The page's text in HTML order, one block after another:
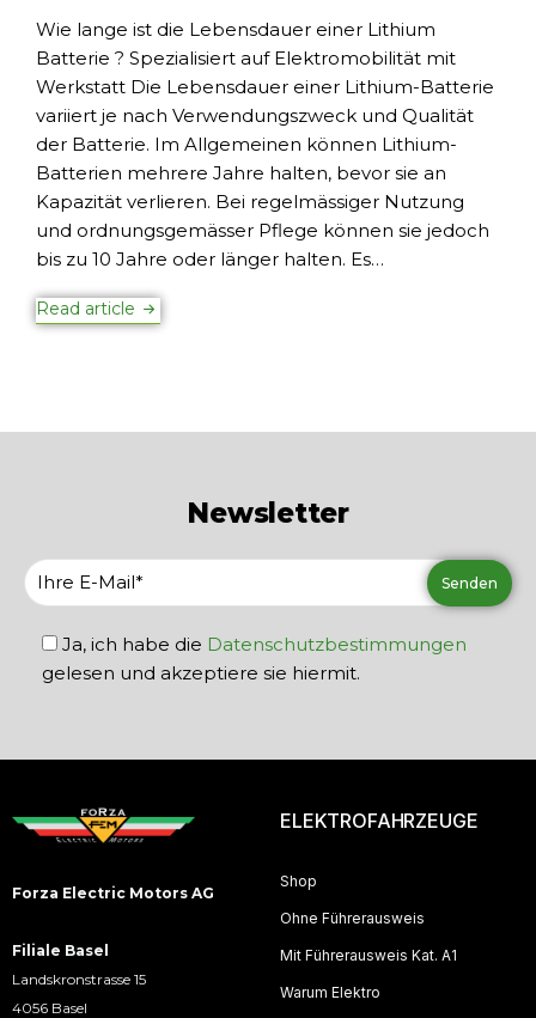
Wie lange ist die Lebensdauer einer Lithium
Batterie ? Spezialisiert auf Elektromobilität mit
Werkstatt Die Lebensdauer einer Lithium-Batterie
variiert je nach Verwendungszweck und Qualität
der Batterie. Im Allgemeinen können Lithium-
Batterien mehrere Jahre halten, bevor sie an
Kapazität verlieren. Bei regelmässiger Nutzung
und ordnungsgemässer Pflege können sie jedoch
bis zu 10 Jahre oder länger halten. Es…
Read article
Newsletter
Ja, ich habe die Datenschutzbestimmungen
gelesen und akzeptiere sie hiermit.
Forza Electric Motors AG
Filiale Basel
Landskronstrasse 15
4056 Basel
ELEKTROFAHRZEUGE
Shop
Ohne Führerausweis
Mit Führerausweis Kat. A1
Warum Elektro